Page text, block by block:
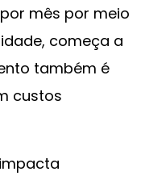
mês por meio
começa a
também é
custos